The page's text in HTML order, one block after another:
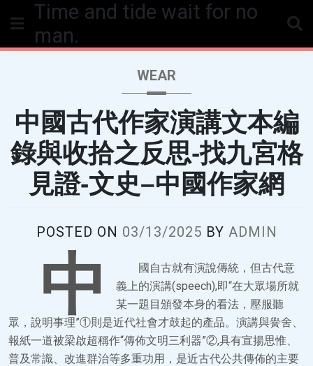
Time and tide wait for no
man.
WEAR
中國古代作家演講文本編
錄與收拾之反思-找九宮格
見證-文史–中國作家網
POSTED ON 03/13/2025 BY ADMIN
中
國自古就有演說傳統，但古代意
義上的演講(speech),即“在大眾場所就
某一題目頒發本身的看法，壓服聽
眾，說明事理”①則是近代社會才鼓起的產品。演講與黌舍、
報紙一道被梁啟超稱作“傳佈文明三利器”②,具有宣揚思惟、
普及常識、改進群治等多重功用，是近古代公共傳佈的主要